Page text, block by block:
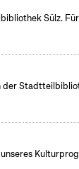
Sülz.
der